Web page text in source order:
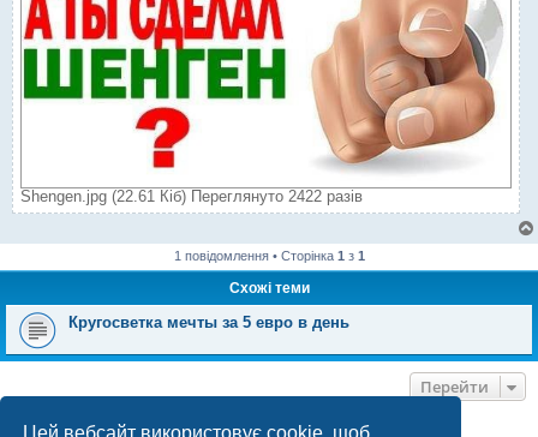
Цей вебсайт використовує cookie, щоб
Shengen.jpg (22.61 Кіб) Переглянуто 2422 разів
1 повідомлення • Сторінка 1 з 1
Схожі теми
Кругосветка мечты за 5 евро в день
Перейти